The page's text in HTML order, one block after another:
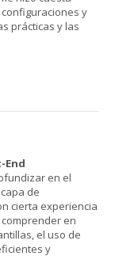
y
prácticas y las
End
en el
de
cierta experiencia
en
el uso de
y